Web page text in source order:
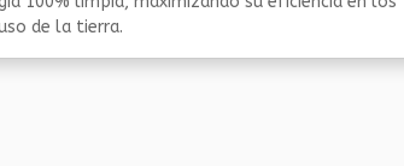
de la tierra.